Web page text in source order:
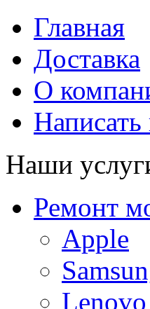
Главная
Доставка
О
Наши
Ремонт
Apple
Lenovo